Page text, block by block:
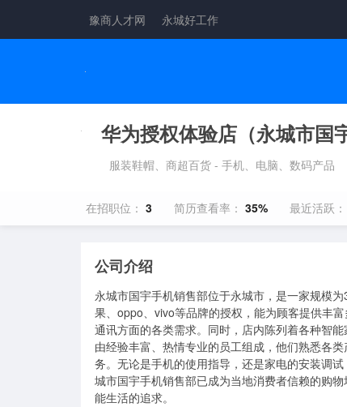
豫商人才网 永城好工作
华为授权体验店（永城市国
服装鞋帽、商超百货 - 手机、电脑、数码产品
在招职位： 3 简历查看率： 35% 最近活跃：
公司介绍
永城市国宇手机销售部位于永城市，是一家规模
果、oppo、vivo等品牌的授权，能为顾客提供丰
通讯方面的各类需求。同时，店内陈列着各种智
由经验丰富、热情专业的员工组成，他们熟悉各
务。无论是手机的使用指导，还是家电的安装调
城市国宇手机销售部已成为当地消费者信赖的购
能生活的追求。